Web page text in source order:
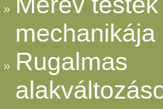
mechanikája
Rugalmas